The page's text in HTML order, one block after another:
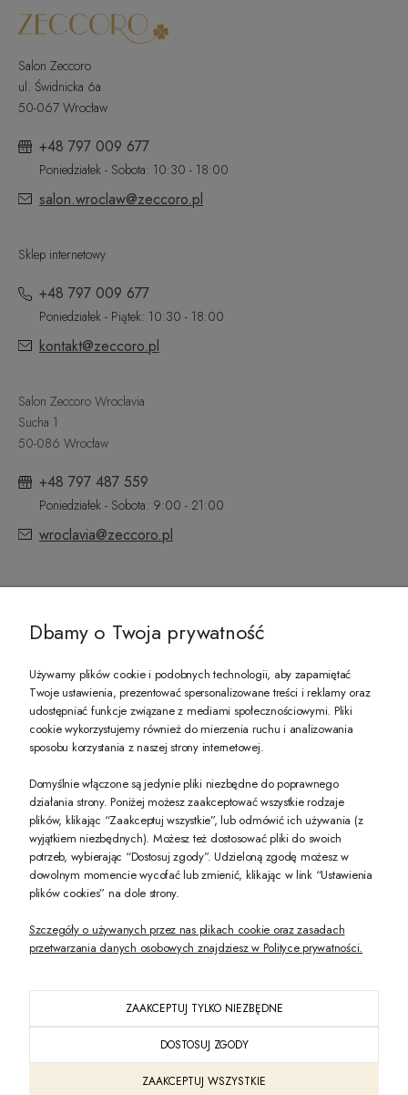
Salon Zeccoro
ul. Świdnicka 6a
50-067 Wrocław
+48 797 009 677
Poniedziałek - Sobota: 10:30 - 18:00
salon.wroclaw@zeccoro.pl
Sklep internetowy
+48 797 009 677
Poniedziałek - Piątek: 10:30 - 18:00
kontakt@zeccoro.pl
Salon Zeccoro Wroclavia
Sucha 1
50-086 Wrocław
+48 797 487 559
Poniedziałek - Sobota: 9:00 - 21:00
wroclavia@zeccoro.pl
PREZENT DLA CIEBIE!
-10% na pierwsze zakupy na zeccoro.pl Gdy zapiszesz się do naszego
Twoje dane będą przetwarzane zgodnie z nasząpolityką prywatności
POKAŻ PEŁNĄ WERSJĘ STRONY
Sklep internetowy Shoper Premium
Dbamy o Twoja prywatność
Używamy plików cookie i podobnych technologii, aby zapamiętać
Twoje ustawienia, prezentować spersonalizowane treści i reklamy oraz
udostępniać funkcje związane z mediami społecznościowymi. Pliki
cookie wykorzystujemy również do mierzenia ruchu i analizowania
sposobu korzystania z naszej strony internetowej.
Domyślnie włączone są jedynie pliki niezbędne do poprawnego
działania strony. Poniżej możesz zaakceptować wszystkie rodzaje
plików, klikając “Zaakceptuj wszystkie”, lub odmówić ich używania (z
wyjątkiem niezbędnych). Możesz też dostosować pliki do swoich
potrzeb, wybierając “Dostosuj zgody”. Udzieloną zgodę możesz w
dowolnym momencie wycofać lub zmienić, klikając w link “Ustawienia
plików cookies” na dole strony.
Szczegóły o używanych przez nas plikach cookie oraz zasadach
przetwarzania danych osobowych znajdziesz w Polityce prywatności.
ZAAKCEPTUJ TYLKO NIEZBĘDNE
DOSTOSUJ ZGODY
ZAAKCEPTUJ WSZYSTKIE